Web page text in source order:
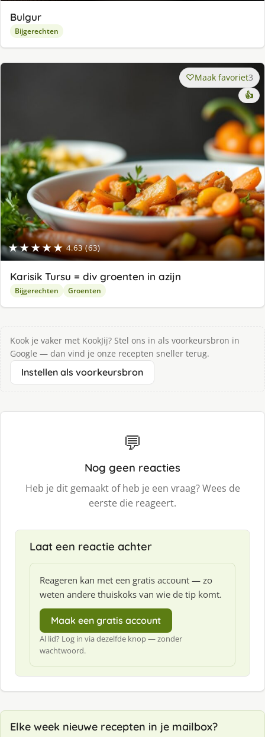
Bulgur
Bijgerechten
★★★★★ 4.63 (63)
Maak favoriet3
👍
Karisik Tursu = div groenten in azijn
Bijgerechten Groenten
Kook je vaker met KookJij? Stel ons in als voorkeursbron in
Google — dan vind je onze recepten sneller terug.
Instellen als voorkeursbron
💬
Nog geen reacties
Heb je dit gemaakt of heb je een vraag? Wees de
eerste die reageert.
Laat een reactie achter
Reageren kan met een gratis account — zo
weten andere thuiskoks van wie de tip komt.
Maak een gratis account
Al lid? Log in via dezelfde knop — zonder
wachtwoord.
Elke week nieuwe recepten in je mailbox?